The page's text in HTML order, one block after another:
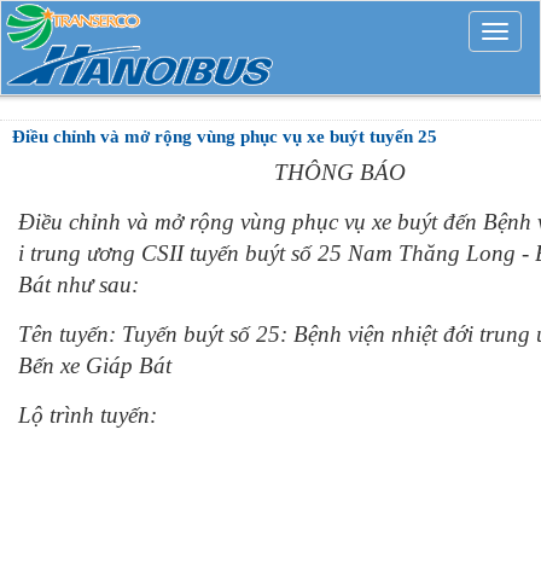
Mở
rộng
Điều chỉnh và mở rộng vùng phục vụ xe buýt tuyến 25
THÔNG BÁO
Điều chỉnh và mở rộng vùng phục vụ xe buýt đến Bệnh
i trung ương CSII tuyến buýt số 25 Nam Thăng Long -
Bát như sau:
Tên tuyến: Tuyến buýt số 25: Bệnh viện nhiệt đới trung
Bến xe Giáp Bát
Lộ trình tuyến: